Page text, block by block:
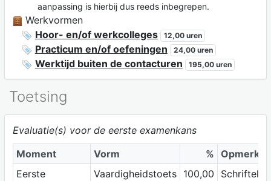
aanpassing is hierbij dus reeds inbegrepen.
Werkvormen
Hoor- en/of werkcolleges
12,00 uren
Practicum en/of oefeningen 24,00 uren
Werktijd buiten de contacturen 195,00 uren
Toetsing
Evaluatie(s) voor de eerste examenkans
Moment
Vorm %
Eerste
Vaardigheidstoets
100,00
Schriftelijk